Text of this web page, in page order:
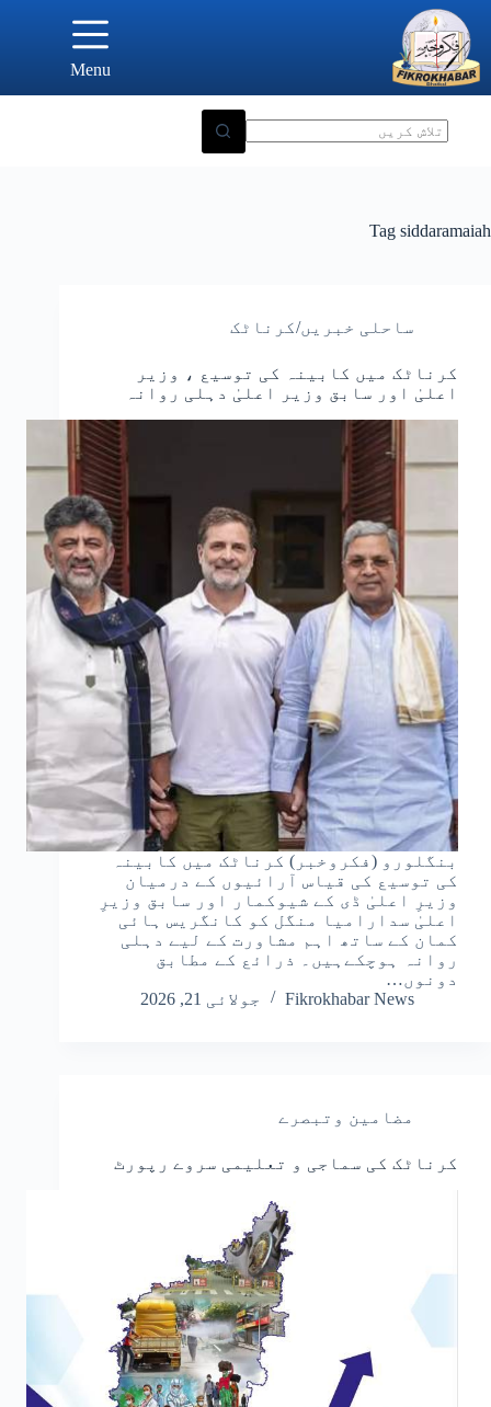
content
Menu
Tag siddaramaiah
ساحلی خبریں/کرناٹک
کرناٹک میں کابینہ کی توسیع ، وزیر
اعلیٰ اور سابق وزیر اعلیٰ دہلی روانہ
بنگلورو (فکروخبر) کرناٹک میں کابینہ
کی توسیع کی قیاس آرائیوں کے درمیان
وزیرِ اعلیٰ ڈی کے شیوکمار اور سابق وزیرِ
اعلیٰ سدارامیا منگل کو کانگریس ہائی
کمان کے ساتھ اہم مشاورت کے لیے دہلی
روانہ ہوچکےہیں۔ ذرائع کے مطابق
دونوں…
Fikrokhabar News
جولائی 21, 2026
مضامین وتبصرے
کرناٹک کی سماجی و تعلیمی سروے رپورٹ